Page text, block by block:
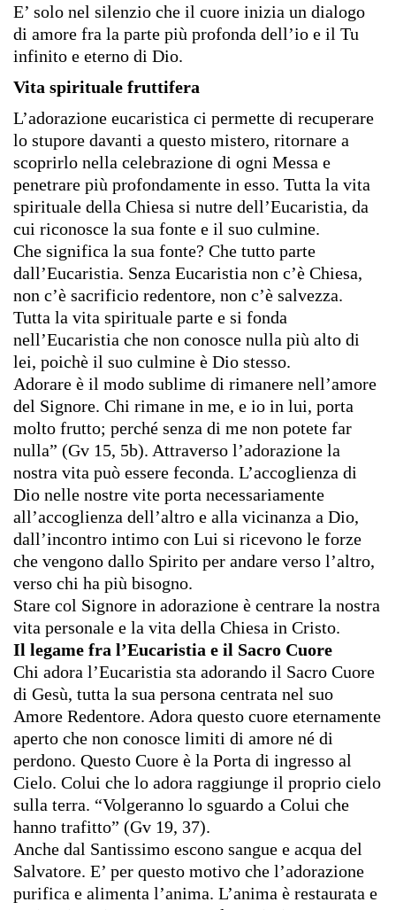
E’ solo nel silenzio che il cuore inizia un dialogo
di amore fra la parte più profonda dell’io e il Tu
infinito e eterno di Dio.
Vita spirituale fruttifera
L’adorazione eucaristica ci permette di recuperare
lo stupore davanti a questo mistero, ritornare a
scoprirlo nella celebrazione di ogni Messa e
penetrare più profondamente in esso. Tutta la vita
spirituale della Chiesa si nutre dell’Eucaristia, da
cui riconosce la sua fonte e il suo culmine.
Che significa la sua fonte? Che tutto parte
dall’Eucaristia. Senza Eucaristia non c’è Chiesa,
non c’è sacrificio redentore, non c’è salvezza.
Tutta la vita spirituale parte e si fonda
nell’Eucaristia che non conosce nulla più alto di
lei, poichè il suo culmine è Dio stesso.
Adorare è il modo sublime di rimanere nell’amore
del Signore. Chi rimane in me, e io in lui, porta
molto frutto; perché senza di me non potete far
nulla” (Gv 15, 5b). Attraverso l’adorazione la
nostra vita può essere feconda. L’accoglienza di
Dio nelle nostre vite porta necessariamente
all’accoglienza dell’altro e alla vicinanza a Dio,
dall’incontro intimo con Lui si ricevono le forze
che vengono dallo Spirito per andare verso l’altro,
verso chi ha più bisogno.
Stare col Signore in adorazione è centrare la nostra
vita personale e la vita della Chiesa in Cristo.
Il legame fra l’Eucaristia e il Sacro Cuore
Chi adora l’Eucaristia sta adorando il Sacro Cuore
di Gesù, tutta la sua persona centrata nel suo
Amore Redentore. Adora questo cuore eternamente
aperto che non conosce limiti di amore né di
perdono. Questo Cuore è la Porta di ingresso al
Cielo. Colui che lo adora raggiunge il proprio cielo
sulla terra. “Volgeranno lo sguardo a Colui che
hanno trafitto” (Gv 19, 37).
Anche dal Santissimo escono sangue e acqua del
Salvatore. E’ per questo motivo che l’adorazione
purifica e alimenta l’anima. L’anima è restaurata e